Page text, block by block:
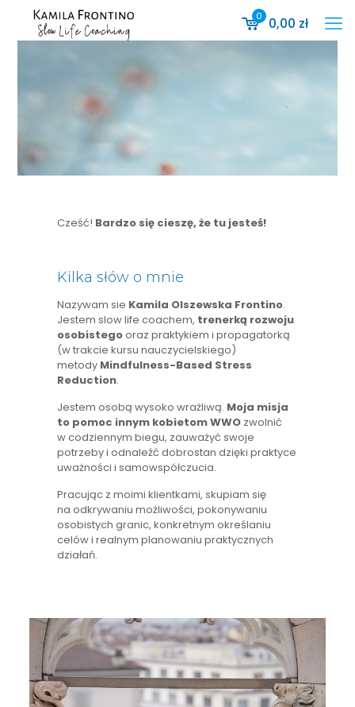
0 0,00 zł
Cześć! Bardzo się cieszę, że tu jesteś!
Kilka słów o mnie
Nazywam sie Kamila Olszewska Frontino.
Jestem slow life coachem, trenerką rozwoju
osobistegooraz praktykiem i propagatorką
(w trakcie kursu nauczycielskiego)
metody Mindfulness-Based Stress
Reduction.
Jestem osobą wysoko wrażliwą. Moja misja
to pomoc innym kobietom WWOzwolnić
w codziennym biegu, zauważyć swoje
potrzeby i odnaleźć dobrostan dzięki praktyce
uważności i samowspółczucia.
Pracując z moimi klientkami, skupiam się
na odkrywaniu możliwości, pokonywaniu
osobistych granic, konkretnym określaniu
celów i realnym planowaniu praktycznych
działań.